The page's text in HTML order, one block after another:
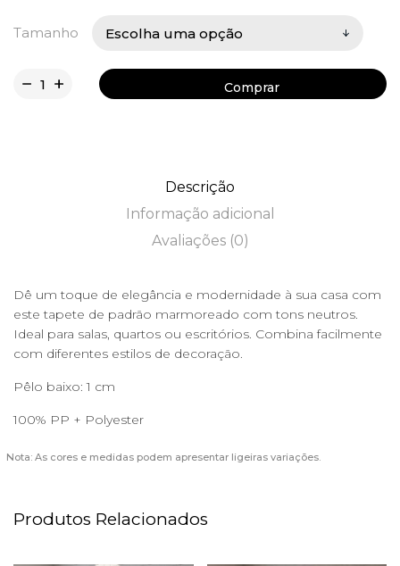
Tamanho
Comprar
Descrição
Informação adicional
Avaliações (0)
Dê um toque de elegância e modernidade à sua casa com
este tapete de padrão marmoreado com tons neutros.
Ideal para salas, quartos ou escritórios. Combina facilmente
com diferentes estilos de decoração.
Pêlo baixo: 1 cm
100% PP + Polyester
Nota: As cores e medidas podem apresentar ligeiras variações.
Produtos Relacionados